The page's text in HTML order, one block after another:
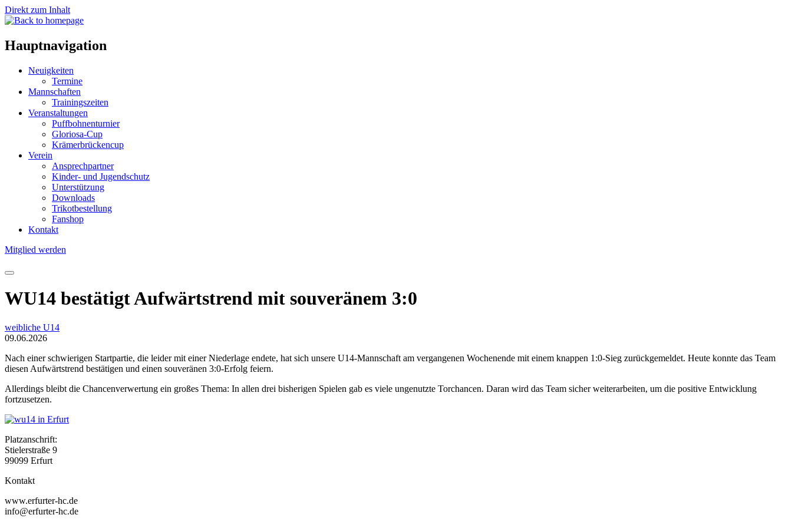
Direkt zum Inhalt
Hauptnavigation
Neuigkeiten
Termine
Mannschaften
Trainingszeiten
Veranstaltungen
Puffbohnenturnier
Gloriosa-Cup
Krämerbrückencup
Verein
Ansprechpartner
Kinder- und Jugendschutz
Unterstützung
Downloads
Trikotbestellung
Fanshop
Kontakt
Mitglied werden
WU14 bestätigt Aufwärtstrend mit souveränem 3:0
weibliche U14
09.06.2026
Nach einer schwierigen Startpartie, die leider mit einer Niederlage endete, hat sich unsere U14-Mannschaft am vergangenen Wochenende mit einem knappen 1:0-Sieg zurückgemeldet. Heute konnte das Team
diesen Aufwärtstrend bestätigen und einen souveränen 3:0-Erfolg feiern.
Allerdings bleibt die Chancenverwertung ein großes Thema: In allen drei bisherigen Spielen gab es viele ungenutzte Torchancen. Daran wird das Team sicher weiterarbeiten, um die positive Entwicklung
fortzusetzen.
Platzanschrift:
Stielerstraße 9
99099 Erfurt
Kontakt
www.erfurter-hc.de
info@erfurter-hc.de